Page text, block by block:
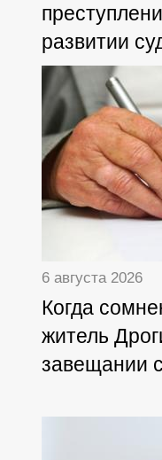
развитии
6 августа 2026
Когда
житель
завещании